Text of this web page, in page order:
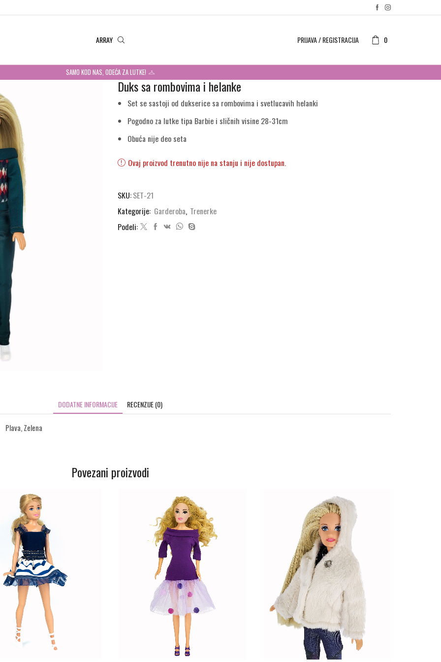
ARRAY PRIJAVA / REGISTRACIJA 0
SAMO KOD NAS, ODEĆA ZA LUTKE!
Duks sa rombovima i helanke
Set se sastoji od dukserice sa rombovima i svetlucavih helanki
Pogodno za lutke tipa Barbie i sličnih visine 28-31cm
Obuća nije deo seta
Ovaj proizvod trenutno nije na stanju i nije dostupan.
SKU:SET-21
Kategorije: Garderoba, Trenerke
Podeli:
DODATNE INFORMACIJE RECENZIJE (0)
Plava, Zelena
Povezani proizvodi